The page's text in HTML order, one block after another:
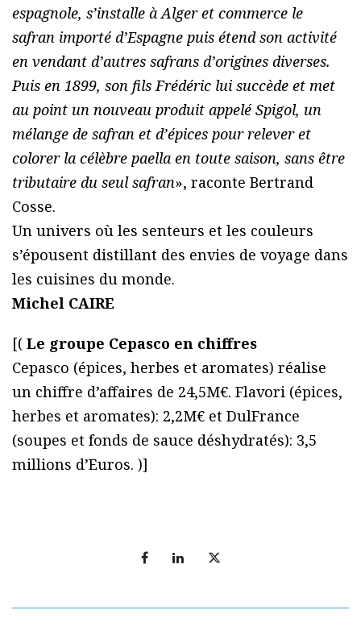
espagnole, s’installe à Alger et commerce le
safran importé d’Espagne puis étend son activité
en vendant d’autres safrans d’origines diverses.
Puis en 1899, son fils Frédéric lui succède et met
au point un nouveau produit appelé Spigol, un
mélange de safran et d’épices pour relever et
colorer la célèbre paella en toute saison, sans être
tributaire du seul safran», raconte Bertrand
Cosse.
Un univers où les senteurs et les couleurs
s’épousent distillant des envies de voyage dans
les cuisines du monde.
Michel CAIRE
[( Le groupe Cepasco en chiffres
Cepasco (épices, herbes et aromates) réalise
un chiffre d’affaires de 24,5M€. Flavori (épices,
herbes et aromates): 2,2M€ et DulFrance
(soupes et fonds de sauce déshydratés): 3,5
millions d’Euros. )]